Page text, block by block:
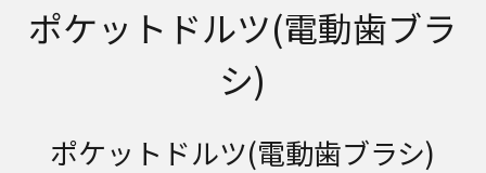
ポケットドルツ(電動歯ブラ
シ)
ポケットドルツ(電動歯ブラシ)